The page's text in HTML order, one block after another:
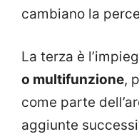
cambiano la
La terza è
o multifunzione,
come parte
aggiunte